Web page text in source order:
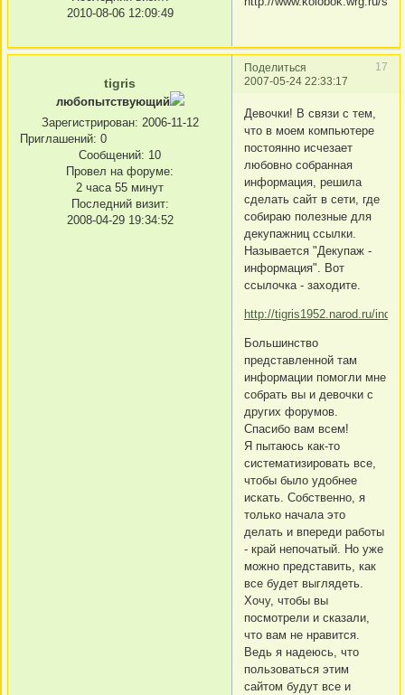
2010-08-06 12:09:49
Поделиться
17
2007-05-24 22:33:17
tigris
любопытствующий
Зарегистрирован: 2006-11-12
Приглашений: 0
Сообщений: 10
Провел на форуме:
2 часа 55 минут
Последний визит:
2008-04-29 19:34:52
Девочки! В связи с тем,
что в моем компьютере
постоянно исчезает
любовно собранная
информация, решила
сделать сайт в сети, где
собираю полезные для
декупажниц ссылки.
Называется "Декупаж -
информация". Вот
ссылочка - заходите.
http://tigris1952.narod.ru/
Большинство
представленной там
информации помогли мне
собрать вы и девочки с
других форумов.
Спасибо вам всем!
Я пытаюсь как-то
систематизировать все,
чтобы было удобнее
искать. Собственно, я
только начала это
делать и впереди работы
- край непочатый. Но уже
можно представить, как
все будет выглядеть.
Хочу, чтобы вы
посмотрели и сказали,
что вам не нравится.
Ведь я надеюсь, что
пользоваться этим
сайтом будут все и